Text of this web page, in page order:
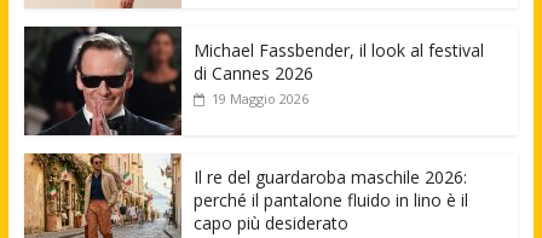
Michael Fassbender, il look al festival
di Cannes 2026
19 Maggio 2026
Il re del guardaroba maschile 2026:
perché il pantalone fluido in lino è il
capo più desiderato